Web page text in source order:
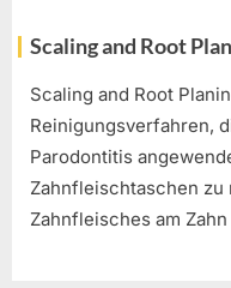
Scaling and Root
Scaling and Root
Reinigungsverfahren,
Parodontitis
Zahnfleischtaschen zu
Zahnfleisches am